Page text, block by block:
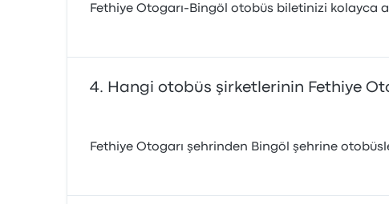
Fethiye Otogarı-Bingöl otobüs biletinizi kolayca
Hangi otobüs şirketlerinin Fethiye
Fethiye Otogarı şehrinden Bingöl şehrine